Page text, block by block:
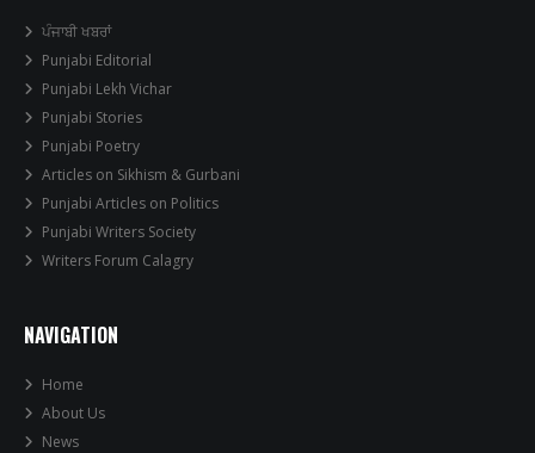
ਪੰਜਾਬੀ ਖਬਰਾਂ
Punjabi Editorial
Punjabi Lekh Vichar
Punjabi Stories
Punjabi Poetry
Articles on Sikhism & Gurbani
Punjabi Articles on Politics
Punjabi Writers Society
Writers Forum Calagry
NAVIGATION
Home
About Us
News